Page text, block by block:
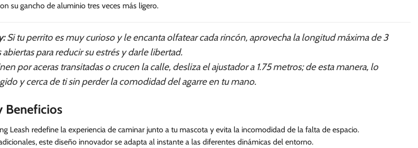
su gancho de aluminio tres veces más ligero.
Si tu perrito es muy curioso y le encanta olfatear cada rincón, aprovecha la longitud máxima de 3
para reducir su estrés y darle libertad.
por aceras transitadas o crucen la calle, desliza el ajustador a 1.75 metros; de esta manera, lo
y cerca de ti sin perder la comodidad del agarre en tu mano.
Beneficios
Leash redefine la experiencia de caminar junto a tu mascota y evita la incomodidad de la falta de espacio.
este diseño innovador se adapta al instante a las diferentes dinámicas del entorno.